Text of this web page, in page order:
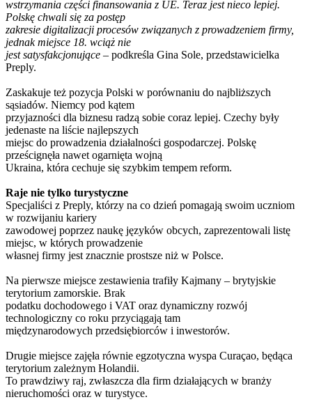
wstrzymania części finansowania z UE. Teraz jest nieco lepiej.
Polskę chwali się za postęp
zakresie digitalizacji procesów związanych z prowadzeniem firmy,
jednak miejsce 18. wciąż nie
jest satysfakcjonujące – podkreśla Gina Sole, przedstawicielka
Preply.
Zaskakuje też pozycja Polski w porównaniu do najbliższych
sąsiadów. Niemcy pod kątem
przyjazności dla biznesu radzą sobie coraz lepiej. Czechy były
jedenaste na liście najlepszych
miejsc do prowadzenia działalności gospodarczej. Polskę
prześcignęła nawet ogarnięta wojną
Ukraina, która cechuje się szybkim tempem reform.
Raje nie tylko turystyczne
Specjaliści z Preply, którzy na co dzień pomagają swoim uczniom
w rozwijaniu kariery
zawodowej poprzez naukę języków obcych, zaprezentowali listę
miejsc, w których prowadzenie
własnej firmy jest znacznie prostsze niż w Polsce.
Na pierwsze miejsce zestawienia trafiły Kajmany – brytyjskie
terytorium zamorskie. Brak
podatku dochodowego i VAT oraz dynamiczny rozwój
technologiczny co roku przyciągają tam
międzynarodowych przedsiębiorców i inwestorów.
Drugie miejsce zajęła równie egzotyczna wyspa Curaçao, będąca
terytorium zależnym Holandii.
To prawdziwy raj, zwłaszcza dla firm działających w branży
nieruchomości oraz w turystyce.